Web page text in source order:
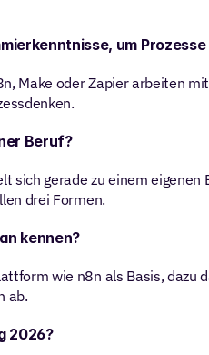
um
Make oder Zapier arbeiten
Beruf?
sich gerade zu einem
drei Formen.
kennen?
wie n8n als Basis, dazu
ab.
2026?